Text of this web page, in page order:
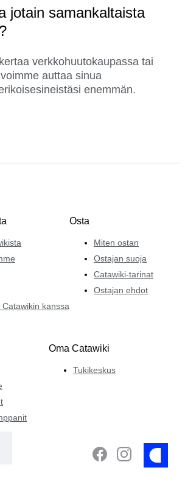
jotain samankaltaista
verkkohuutokaupassa tai
auttaa sinua
enemmän.
kanssa
Osta
Miten ostan
Ostajan suoja
Catawiki-tarinat
Ostajan ehdot
Oma Catawiki
Tukikeskus